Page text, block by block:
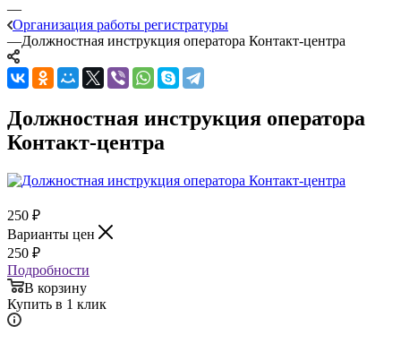
—
Организация работы регистратуры
—Должностная инструкция оператора Контакт-центра
Должностная инструкция оператора
Контакт-центра
250 ₽
Варианты цен
250 ₽
Подробности
В корзину
Купить в 1 клик